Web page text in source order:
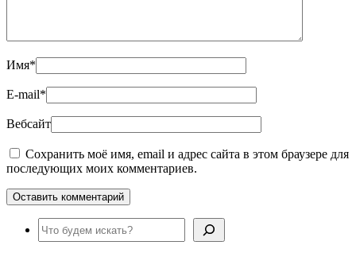
Имя*
E-mail*
Вебсайт
Сохранить моё имя, email и адрес сайта в этом браузере для
последующих моих комментариев.
Поиск